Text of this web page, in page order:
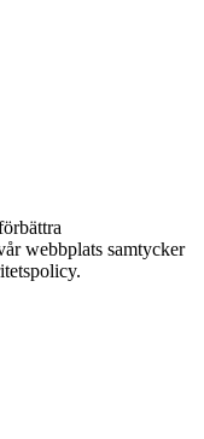
webbplats samtycker